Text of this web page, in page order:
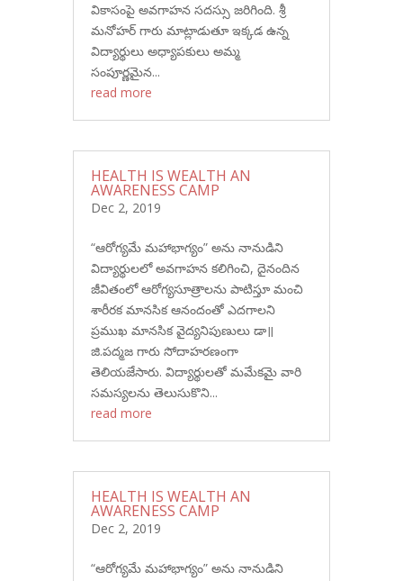
వికాసంపై అవగాహన సదస్సు జరిగింది. శ్రీ
మనోహర్ గారు మాట్లాడుతూ ఇక్కడ ఉన్న
విద్యార్థులు అధ్యాపకులు అమ్మ
సంపూర్ణమైన...
read more
HEALTH IS WEALTH AN
AWARENESS CAMP
Dec 2, 2019
“ఆరోగ్యమే మహాభాగ్యం” అను నానుడిని
విద్యార్థులలో అవగాహన కలిగించి, దైనందిన
జీవితంలో ఆరోగ్యసూత్రాలను పాటిస్తూ మంచి
శారీరక మానసిక ఆనందంతో ఎదగాలని
ప్రముఖ మానసిక వైద్యనిపుణులు డా॥
జి.పద్మజ గారు సోదాహరణంగా
తెలియజేసారు. విద్యార్థులతో మమేకమై వారి
సమస్యలను తెలుసుకొని...
read more
HEALTH IS WEALTH AN
AWARENESS CAMP
Dec 2, 2019
“ఆరోగ్యమే మహాభాగ్యం” అను నానుడిని